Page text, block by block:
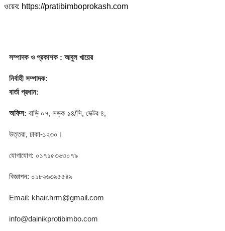
ওয়েব: https://pratibimboprokash.com
সম্পাদকও প্রকাশক : আবুল খায়ের
নির্বাহী সম্পাদক:
বার্তা প্রধান:
অফিস: বাড়ি ০৭, সড়ক ১৪/সি, সেক্টর ৪,
উত্তরা, ঢাকা-১২৩০।
যোগাযোগ: ০১৭১৫৩৬৩০৭৯
বিজ্ঞাপন: ০১৮২৬৩৯৫৫৪৯
Email: khair.hrm@gmail.com
info@dainikprotibimbo.com